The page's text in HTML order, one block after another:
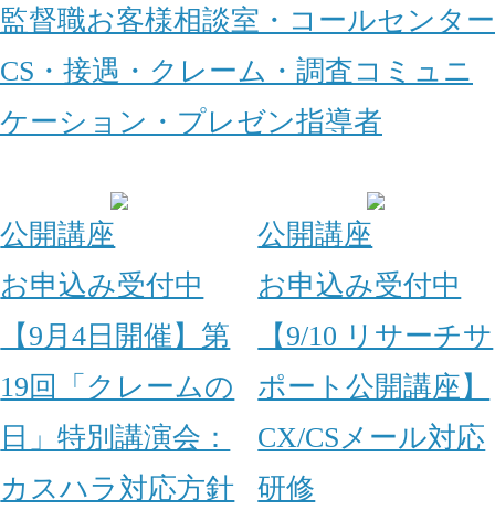
監督職お客様相談室・コールセンター
CS・接遇・クレーム・調査コミュニ
ケーション・プレゼン指導者
公開講座
お申込み受付中
【9月4日開催】第
19回「クレームの
日」特別講演会：
カスハラ対応方針
公開講座
お申込み受付中
【9/10 リサーチサ
ポート公開講座】
CX/CSメール対応
研修